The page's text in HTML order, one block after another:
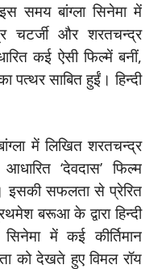
समय बांग्ला सिनेमा में
चटर्जी और शरतचन्द्र
कई ऐसी फिल्में बनीं,
पत्थर साबित हुईं। हिन्दी
में लिखित शरतचन्द्र
‘देवदास’ फिल्म
इसकी सफलता से प्रेरित
बरूआ के द्वारा हिन्दी
में कई कीर्तिमान
को देखते हुए विमल रॉय